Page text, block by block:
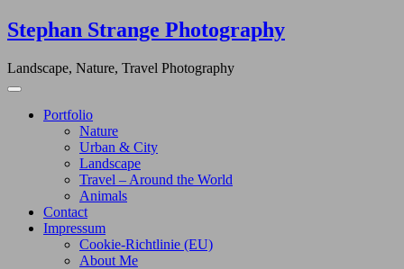
Skip
to
Stephan Strange Photography
Landscape, Nature, Travel Photography
Portfolio
Nature
Urban & City
Landscape
Travel – Around the World
Animals
Contact
Impressum
Cookie-Richtlinie (EU)
About Me